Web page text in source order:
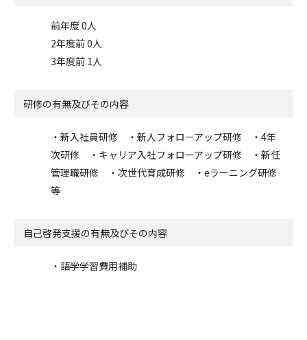
前年度 0人
2年度前 0人
3年度前 1人
研修の有無及びその内容
・新入社員研修 ・新人フォローアップ研修 ・4年
次研修 ・キャリア入社フォローアップ研修 ・新任
管理職研修 ・次世代育成研修 ・eラーニング研修
等
自己啓発支援の有無及びその内容
・語学学習費用補助